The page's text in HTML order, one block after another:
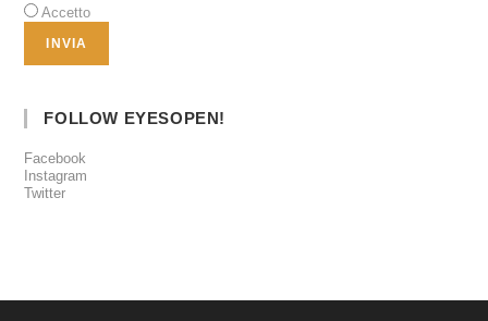
Accetto
FOLLOW EYESOPEN!
Facebook
Instagram
Twitter